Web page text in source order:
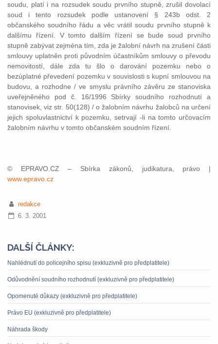
soudu, platí i na rozsudek soudu prvního stupně, zrušil dovolací
soud i tento rozsudek podle ustanovení § 243b odst. 2
občanského soudního řádu a věc vrátil soudu prvního stupně k
dalšímu řízení. V tomto dalším řízení se bude soud prvního
stupně zabývat zejména tím, zda je žalobní návrh na zrušení části
smlouvy uplatněn proti původním účastníkům smlouvy o převodu
nemovitostí, dále zda tu šlo o darování pozemku nebo o
bezúplatné převedení pozemku v souvislosti s kupní smlouvou na
budovu, a rozhodne / ve smyslu právního závěru ze stanoviska
uveřejněného pod č. 16/1996 Sbírky soudního rozhodnutí a
stanovisek, viz str. 50(128) / o žalobním návrhu žalobců na určení
jejich spoluvlastnictví k pozemku, setrvají -li na tomto určovacím
žalobním návrhu v tomto občanském soudním řízení.
© EPRAVO.CZ – Sbírka zákonů, judikatura, právo |
www.epravo.cz
redakce
6. 3. 2001
DALŠÍ ČLÁNKY:
Nahlédnutí do policejního spisu (exkluzivně pro předplatitele)
Odůvodnění soudního rozhodnutí (exkluzivně pro předplatitele)
Opomenuté důkazy (exkluzivně pro předplatitele)
Právo EU (exkluzivně pro předplatitele)
Náhrada škody